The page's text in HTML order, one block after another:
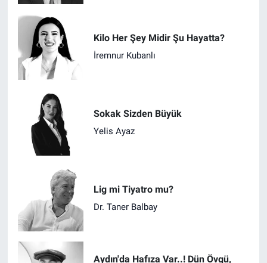
Kilo Her Şey Midir Şu Hayatta?
İremnur Kubanlı
Sokak Sizden Büyük
Yelis Ayaz
Lig mi Tiyatro mu?
Dr. Taner Balbay
Aydın'da Hafıza Var..! Dün Övgü,